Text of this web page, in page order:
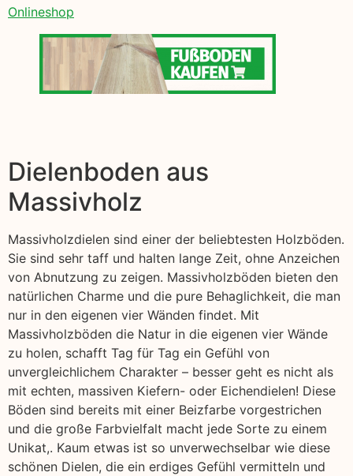
Onlineshop
Dielenboden aus
Massivholz
Massivholzdielen sind einer der beliebtesten Holzböden.
Sie sind sehr taff und halten lange Zeit, ohne Anzeichen
von Abnutzung zu zeigen. Massivholzböden bieten den
natürlichen Charme und die pure Behaglichkeit, die man
nur in den eigenen vier Wänden findet. Mit
Massivholzböden die Natur in die eigenen vier Wände
zu holen, schafft Tag für Tag ein Gefühl von
unvergleichlichem Charakter – besser geht es nicht als
mit echten, massiven Kiefern- oder Eichendielen! Diese
Böden sind bereits mit einer Beizfarbe vorgestrichen
und die große Farbvielfalt macht jede Sorte zu einem
Unikat,. Kaum etwas ist so unverwechselbar wie diese
schönen Dielen, die ein erdiges Gefühl vermitteln und